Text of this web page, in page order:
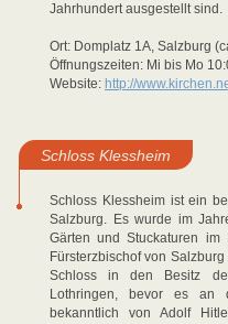
Jahrhundert ausgestellt sind.
Ort: Domplatz 1A, Salzburg
Öffnungszeiten: Mi bis Mo
Website: http://
Schloss Klessheim
Schloss Klessheim ist ein
Salzburg. Es wurde im
Gärten und Stuckaturen
Fürsterzbischof von
Schloss in den Besitz
Lothringen, bevor es an
bekanntlich von Adolf